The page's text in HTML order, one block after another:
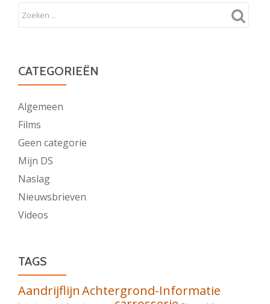
CATEGORIEËN
Algemeen
Films
Geen categorie
Mijn DS
Naslag
Nieuwsbrieven
Videos
TAGS
AandrijflijnAchtergrond-Informatie